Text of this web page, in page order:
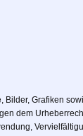
Bilder, Grafiken
dem